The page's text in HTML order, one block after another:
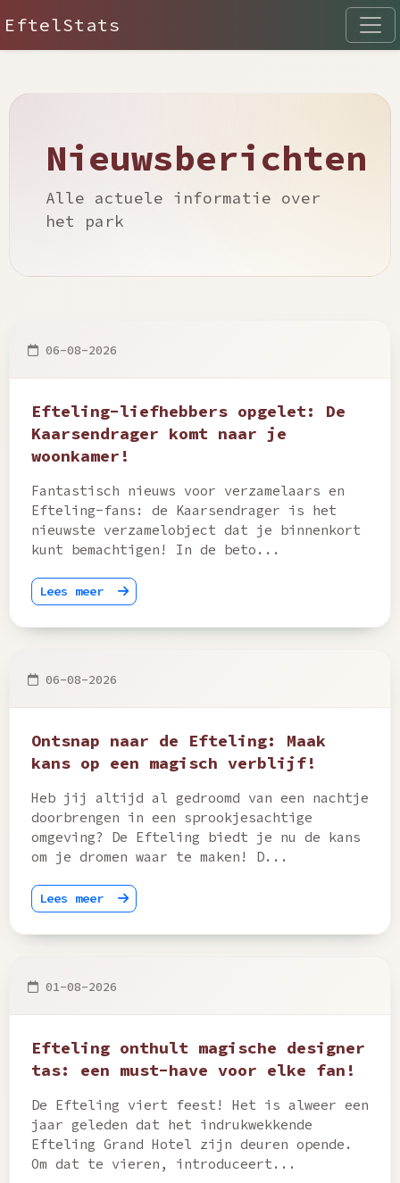
EftelStats
Nieuwsberichten
Alle actuele informatie over
het park
06-08-2026
Efteling-liefhebbers opgelet: De
Kaarsendrager komt naar je
woonkamer!
Fantastisch nieuws voor verzamelaars en
Efteling-fans: de Kaarsendrager is het
nieuwste verzamelobject dat je binnenkort
kunt bemachtigen! In de beto...
Lees meer
06-08-2026
Ontsnap naar de Efteling: Maak
kans op een magisch verblijf!
Heb jij altijd al gedroomd van een nachtje
doorbrengen in een sprookjesachtige
omgeving? De Efteling biedt je nu de kans
om je dromen waar te maken! D...
Lees meer
01-08-2026
Efteling onthult magische designer
tas: een must-have voor elke fan!
De Efteling viert feest! Het is alweer een
jaar geleden dat het indrukwekkende
Efteling Grand Hotel zijn deuren opende.
Om dat te vieren, introduceert...